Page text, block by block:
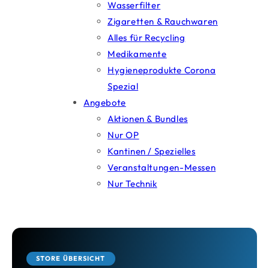
Wasserfilter
Zigaretten & Rauchwaren
Alles für Recycling
Medikamente
Hygieneprodukte Corona
Spezial
Angebote
Aktionen & Bundles
Nur OP
Kantinen / Spezielles
Veranstaltungen-Messen
Nur Technik
STORE ÜBERSICHT